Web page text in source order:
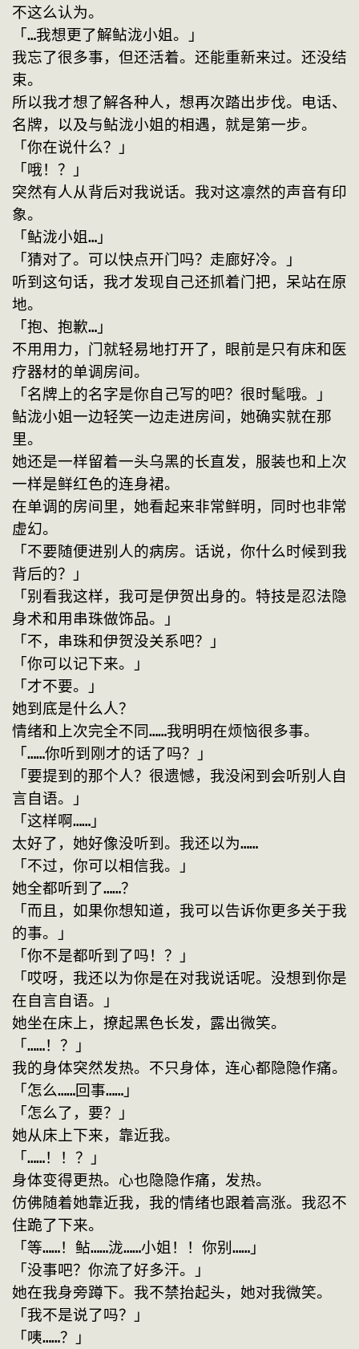
不这么认为。
「…我想更了解鲇泷小姐。」
我忘了很多事，但还活着。还能重新来过。还没结
束。
所以我才想了解各种人，想再次踏出步伐。电话、
名牌，以及与鲇泷小姐的相遇，就是第一步。
「你在说什么？」
「哦！？」
突然有人从背后对我说话。我对这凛然的声音有印
象。
「鲇泷小姐…」
「猜对了。可以快点开门吗？走廊好冷。」
听到这句话，我才发现自己还抓着门把，呆站在原
地。
「抱、抱歉…」
不用用力，门就轻易地打开了，眼前是只有床和医
疗器材的单调房间。
「名牌上的名字是你自己写的吧？很时髦哦。」
鲇泷小姐一边轻笑一边走进房间，她确实就在那
里。
她还是一样留着一头乌黑的长直发，服装也和上次
一样是鲜红色的连身裙。
在单调的房间里，她看起来非常鲜明，同时也非常
虚幻。
「不要随便进别人的病房。话说，你什么时候到我
背后的？」
「别看我这样，我可是伊贺出身的。特技是忍法隐
身术和用串珠做饰品。」
「不，串珠和伊贺没关系吧？」
「你可以记下来。」
「才不要。」
她到底是什么人？
情绪和上次完全不同……我明明在烦恼很多事。
「……你听到刚才的话了吗？」
「要提到的那个人？很遗憾，我没闲到会听别人自
言自语。」
「这样啊……」
太好了，她好像没听到。我还以为……
「不过，你可以相信我。」
她全都听到了……？
「而且，如果你想知道，我可以告诉你更多关于我
的事。」
「你不是都听到了吗！？」
「哎呀，我还以为你是在对我说话呢。没想到你是
在自言自语。」
她坐在床上，撩起黑色长发，露出微笑。
「……！？」
我的身体突然发热。不只身体，连心都隐隐作痛。
「怎么……回事……」
「怎么了，要？」
她从床上下来，靠近我。
「……！！？」
身体变得更热。心也隐隐作痛，发热。
仿佛随着她靠近我，我的情绪也跟着高涨。我忍不
住跪了下来。
「等……！鲇……泷……小姐！！你别……」
「没事吧？你流了好多汗。」
她在我身旁蹲下。我不禁抬起头，她对我微笑。
「我不是说了吗？」
「咦……？」